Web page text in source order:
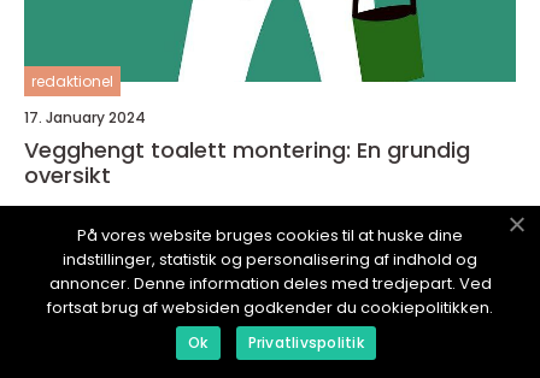
redaktionel
17. January 2024
Vegghengt toalett montering: En grundig
oversikt
TJENESTEBLOGGEN.no
På vores website bruges cookies til at huske dine
indstillinger, statistik og personalisering af indhold og
annoncer. Denne information deles med tredjepart. Ved
fortsat brug af websiden godkender du cookiepolitikken.
Ok Privatlivspolitik